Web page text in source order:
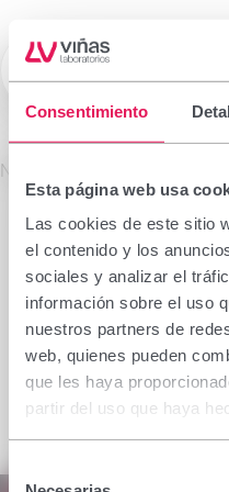
Consentimiento
Esta página web usa
Las cookies de este sitio
el contenido y los
sociales y analizar el
información sobre el uso
nuestros partners de
web, quienes pueden
que les haya
partir del uso que haya
Laboratorios Viñas
No se encontró el producto
Important notice
The information
intended only for the
to prescribe or
which specialised
interpretation. If you
please refrain from
I declare I am a health
or dispensing capacity